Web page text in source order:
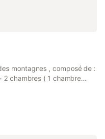
montagnes , composé de :
2 chambres ( 1 chambre
lits de 90 ) + s.d.b + w.c +
rez de chaussée d' une
. idéalement situé pour